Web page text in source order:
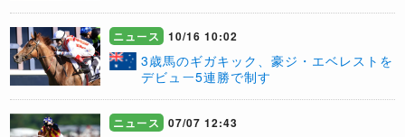
ニュース 10/16 10:02
3歳馬のギガキック、豪ジ・エベレストを
デビュー5連勝で制す
ニュース 07/07 12:43